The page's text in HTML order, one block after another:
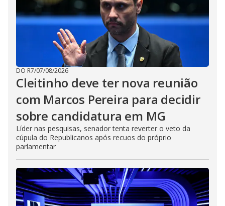
DO R7/07/08/2026
Cleitinho deve ter nova reunião
com Marcos Pereira para decidir
sobre candidatura em MG
Líder nas pesquisas, senador tenta reverter o veto da
cúpula do Republicanos após recuos do próprio
parlamentar